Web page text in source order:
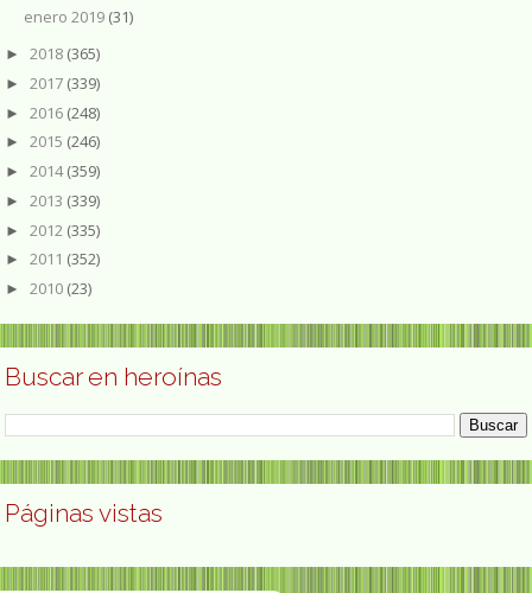
enero 2019 (31)
► 2018 (365)
► 2017 (339)
► 2016 (248)
► 2015 (246)
► 2014(359)
► 2013 (339)
► 2012 (335)
► 2011 (352)
► 2010 (23)
Buscar en heroínas
Páginas vistas